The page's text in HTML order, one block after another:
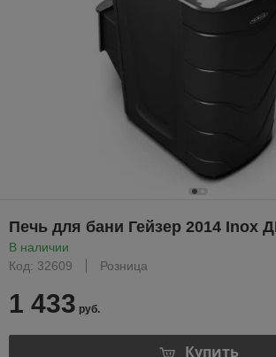
Печь для бани Гейзер 2014 Inox
В наличии
Код: 32609
Розница
1 433 руб.
Купить